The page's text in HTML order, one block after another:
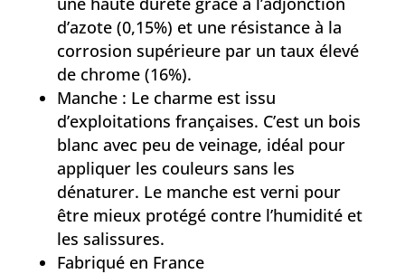
d’azote (0,15%) et une résistance à la
corrosion supérieure par un taux élevé
de chrome (16%).
Manche : Le charme est issu
d’exploitations françaises. C’est un bois
blanc avec peu de veinage, idéal pour
appliquer les couleurs sans les
dénaturer. Le manche est verni pour
être mieux protégé contre l’humidité et
les salissures.
Fabriqué en France